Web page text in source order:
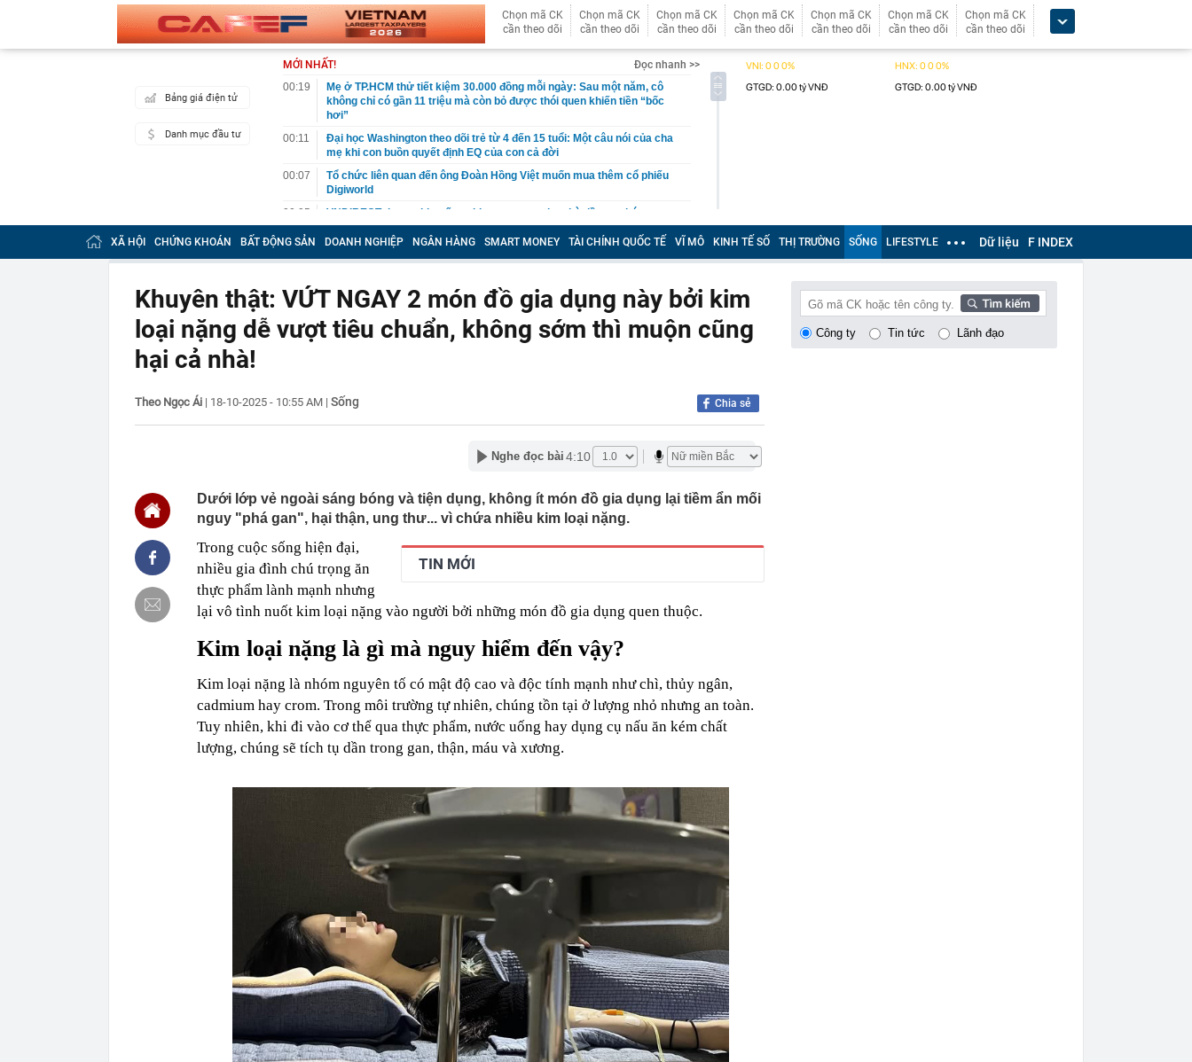
Chọn mã CK
cần theo dõi
Chọn mã CK
cần theo dõi
Chọn mã CK
cần theo dõi
Chọn mã CK
cần theo dõi
Chọn mã CK
cần theo dõi
Chọn mã CK
cần theo dõi
Chọn mã CK
cần theo dõi
Bảng giá điện tử
Danh mục đầu tư
MỚI NHẤT!
Đọc nhanh >>
00:19
Mẹ ở TP.HCM thử tiết kiệm 30.000 đồng mỗi ngày: Sau một năm, cô
không chỉ có gần 11 triệu mà còn bỏ được thói quen khiến tiền “bốc
hơi”
00:11
Đại học Washington theo dõi trẻ từ 4 đến 15 tuổi: Một câu nói của cha
mẹ khi con buồn quyết định EQ của con cả đời
00:07
Tổ chức liên quan đến ông Đoàn Hồng Việt muốn mua thêm cổ phiếu
Digiworld
00:05
VNDIRECT đưa ra khuyến nghị quan trọng cho nhà đầu tư chứng
khoán
Doanh nghiệp Việt Nam có doanh thu lớn hơn Vingroup, Petrolimex,
đăng ký vào nhóm 500 doanh nghiệp lớn nhất thế giới
00:03
Lịch chốt quyền cổ tức tuần 10-14/8: Một ngân hàng lớn "lăn chốt", cổ
tức tiền mặt cao nhất 100%
00:02
"Sự thật" về đại gia tâm linh Xuân Trường
00:01
Khoan sâu 4.700 mét xuống đáy biển, phát hiện mỏ dầu khí trữ lượng
500 triệu m3 ngoài khơi Việt Nam
Công an xác minh giao dịch chuyển khoản 35 triệu đồng tới tài khoản
người phụ nữ SN 1984, thanh niên SN 2000 được mời tới làm việc
ngay cả khi hành khách không có mặt
23:25
4 vật vào nhà báo hiệu phong thủy rất tốt
23:18
Hoa hậu đẹp nhất nhì Việt Nam và vợ hơn 4 tuổi của Bình Minh "dính
nhau như sam" từ Việt Nam sang Mỹ
23:10
Chất lỏng đen liên tục trồi lên từ nền nhà, gia chủ gọi người kiểm tra rồi
cả khu phố phải sơ tán
23:01
Nam diễn viên 700 tỷ giờ bán cà phê ở phường Hoà Hưng (TP.HCM),
22:59
Bật điều hòa ngủ, người phụ nữ sốt cao liên tục, phổi tổn thương hơn
22:53
Quang Hùng MasterD cảnh báo nóng, tuyên bố hành động pháp lý
22:48
Danh tính tên trộm bánh xe ô tô ở khu đô thị Hà Nội
22:42
Cảnh báo các ứng dụng Android có thể âm thầm theo dõi vị trí người
dùng
XÃ HỘI CHỨNG KHOÁN BẤT ĐỘNG SẢN DOANH NGHIỆP NGÂN HÀNG SMART MONEY TÀI CHÍNH QUỐC TẾ VĨ MÔ KINH TẾ SỐ THỊ TRƯỜNG SỐNG LIFESTYLE Dữ liệu F INDEX
Khuyên thật: VỨT NGAY 2 món đồ gia dụng này bởi kim
loại nặng dễ vượt tiêu chuẩn, không sớm thì muộn cũng
hại cả nhà!
Theo Ngọc Ái | 18-10-2025 - 10:55 AM | Sống Chia sẻ
Nghe đọc bài 4:10
Dưới lớp vẻ ngoài sáng bóng và tiện dụng, không ít món đồ gia dụng lại tiềm ẩn mối
nguy "phá gan", hại thận, ung thư... vì chứa nhiều kim loại nặng.
TIN MỚI
Trong cuộc sống hiện đại,
nhiều gia đình chú trọng ăn
thực phẩm lành mạnh nhưng
lại vô tình nuốt kim loại nặng vào người bởi những món đồ gia dụng quen thuộc.
Kim loại nặng là gì mà nguy hiểm đến vậy?
Kim loại nặng là nhóm nguyên tố có mật độ cao và độc tính mạnh như chì, thủy ngân,
cadmium hay crom. Trong môi trường tự nhiên, chúng tồn tại ở lượng nhỏ nhưng an toàn.
Tuy nhiên, khi đi vào cơ thể qua thực phẩm, nước uống hay dụng cụ nấu ăn kém chất
lượng, chúng sẽ tích tụ dần trong gan, thận, máu và xương.
Công ty Tin tức Lãnh đạo